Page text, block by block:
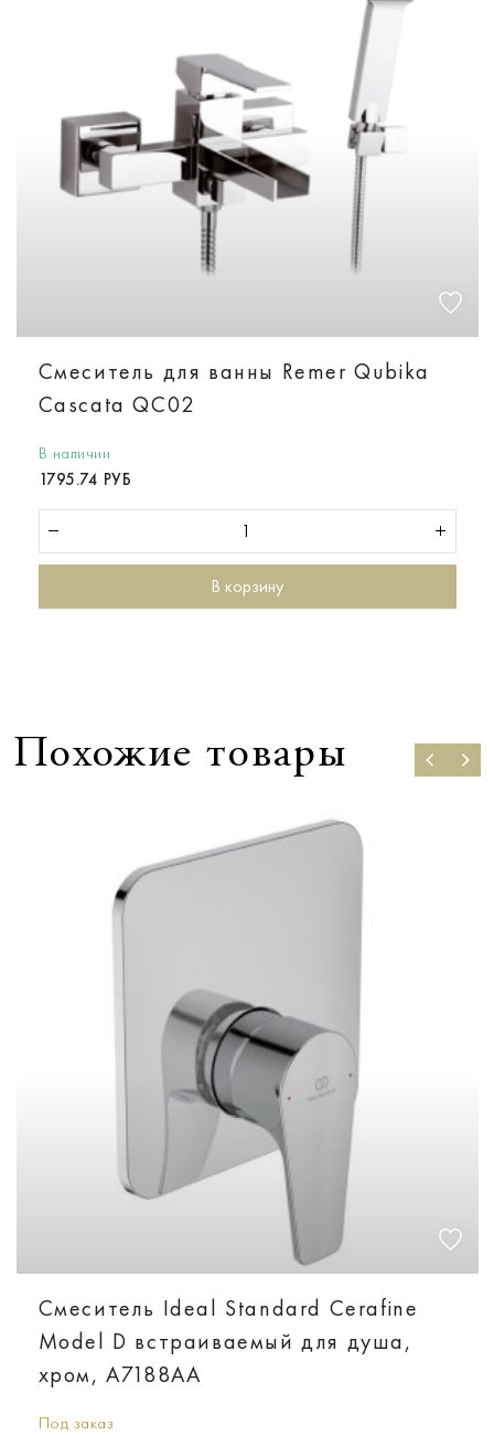
Смеситель для ванны Remer Qubika
Cascata QC02
В наличии
1795.74 РУБ
В корзину
Похожие товары
Смеситель Ideal Standard Cerafine
Model D встраиваемый для душа,
хром, A7188AA
Под заказ